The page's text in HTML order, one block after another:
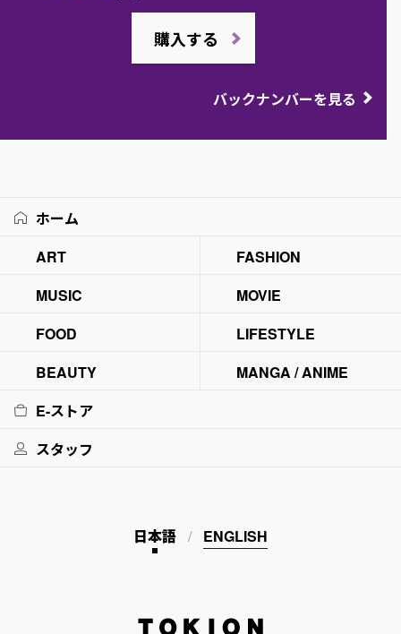
購入する
バックナンバーを見る
ホーム
ART
FASHION
MUSIC
MOVIE
FOOD
LIFESTYLE
BEAUTY
MANGA / ANIME
E-ストア
スタッフ
日本語 ENGLISH